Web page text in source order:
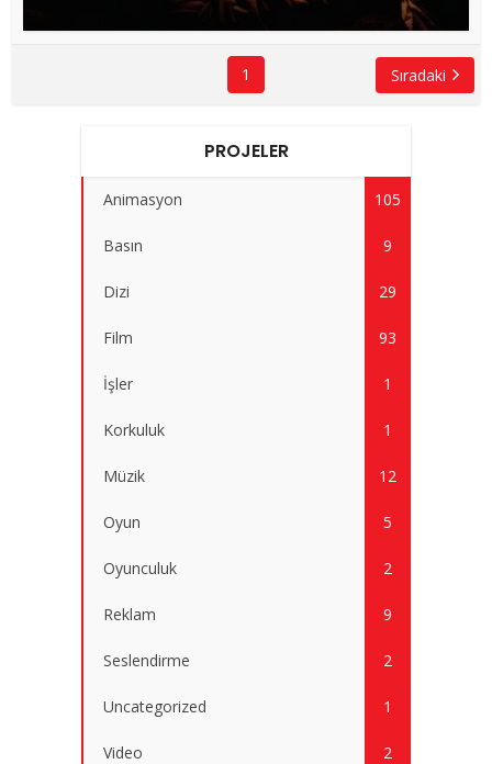
1 Sıradaki
PROJELER
Animasyon 105
Basın 9
Dizi 29
Film 93
İşler 1
Korkuluk 1
Müzik 12
Oyun 5
Oyunculuk 2
Reklam 9
Seslendirme 2
Uncategorized 1
Video 2